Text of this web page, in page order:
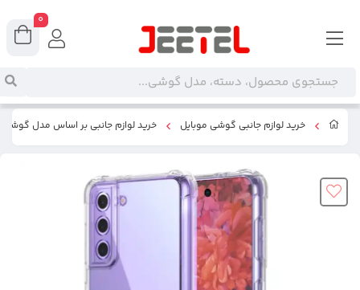
خرید لوازم جانبی گوشی موبایل خرید لوازم جانبی بر اساس مدل گوشی
0